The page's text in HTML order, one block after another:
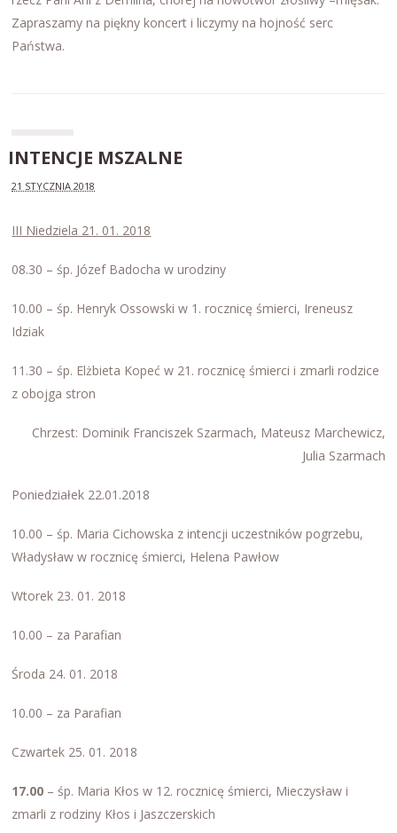
Zapraszamy na piękny koncert i liczymy na hojność serc
Państwa.
INTENCJE MSZALNE
21 STYCZNIA 2018
III Niedziela 21. 01. 2018
08.30 – śp. Józef Badocha w urodziny
10.00 – śp. Henryk Ossowski w 1. rocznicę śmierci, Ireneusz
Idziak
11.30 – śp. Elżbieta Kopeć w 21. rocznicę śmierci i zmarli rodzice
z obojga stron
Chrzest: Dominik Franciszek Szarmach, Mateusz Marchewicz,
Julia Szarmach
Poniedziałek 22.01.2018
10.00 – śp. Maria Cichowska z intencji uczestników pogrzebu,
Władysław w rocznicę śmierci, Helena Pawłow
Wtorek 23. 01. 2018
10.00 – za Parafian
Środa 24. 01. 2018
10.00 – za Parafian
Czwartek 25. 01. 2018
17.00 – śp. Maria Kłos w 12. rocznicę śmierci, Mieczysław i
zmarli z rodziny Kłos i Jaszczerskich